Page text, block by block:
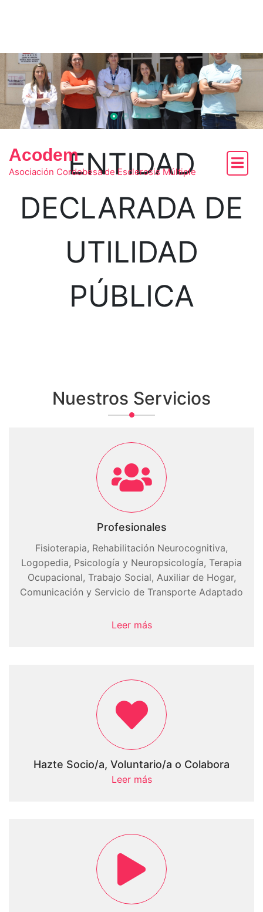
Acodem
Asociación Cordobesa de Esclerosis Múltiple
ENTIDAD
DECLARADA DE
UTILIDAD
PÚBLICA
Nuestros Servicios
Profesionales
Fisioterapia, Rehabilitación Neurocognitiva,
Logopedia, Psicología y Neuropsicología, Terapia
Ocupacional, Trabajo Social, Auxiliar de Hogar,
Comunicación y Servicio de Transporte Adaptado
Leer más
Hazte Socio/a, Voluntario/a o Colabora
Leer más